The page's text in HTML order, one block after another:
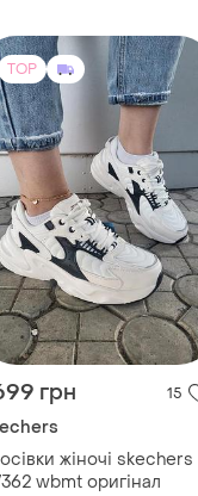
TOP
грн 15
жіночі skechers
wbmt оригінал